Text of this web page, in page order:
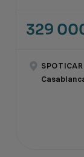
329